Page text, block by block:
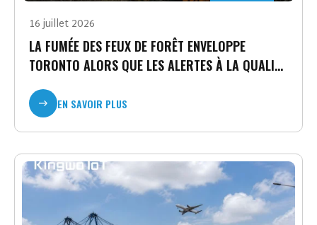
16 juillet 2026
LA FUMÉE DES FEUX DE FORÊT ENVELOPPE
TORONTO ALORS QUE LES ALERTES À LA QUALITÉ
EN SAVOIR PLUS